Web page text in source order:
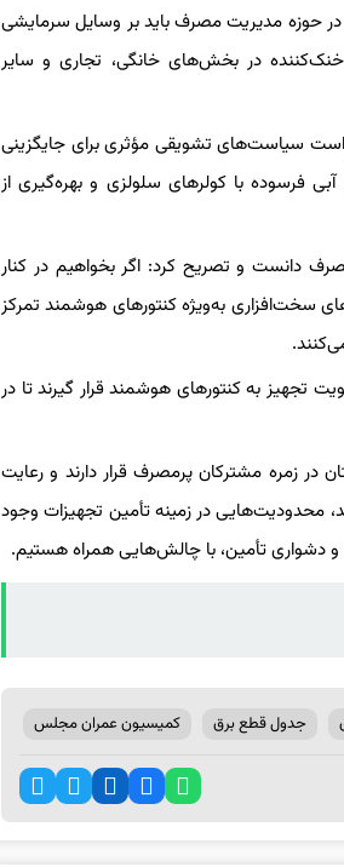
در حوزه مدیریت مصرف باید بر وسایل سرمایشی
در بخش‌های خانگی، تجاری و سایر
است سیاست‌های تشویقی مؤثری برای جایگزینی
آبی فرسوده با کولرهای سلولزی و بهره‌گیری از
دانست و تصریح کرد: اگر بخواهیم در کنار
سخت‌افزاری به‌ویژه کنتورهای هوشمند تمرکز
تجهیز به کنتورهای هوشمند قرار گیرند تا در
زمره مشترکان پرمصرف قرار دارند و رعایت
محدودیت‌هایی در زمینه تأمین تجهیزات وجود
دشواری تأمین، با چالش‌هایی همراه هستیم.
جدول قطع برق کمیسیون عمران مجلس